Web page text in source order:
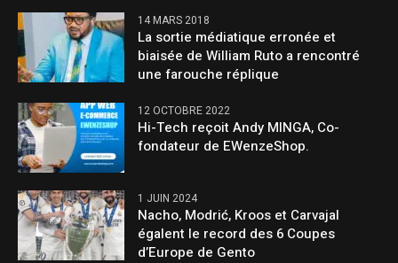
14 MARS 2018
La sortie médiatique erronée et
biaisée de William Ruto a rencontré
une farouche réplique
12 OCTOBRE 2022
Hi-Tech reçoit Andy MINGA, Co-
fondateur de EWenzeShop.
1 JUIN 2024
Nacho, Modrić, Kroos et Carvajal
égalent le record des 6 Coupes
d’Europe de Gento